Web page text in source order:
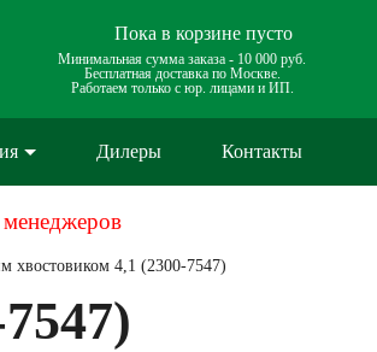
Пока в корзине пусто
Минимальная сумма заказа - 10 000 руб.
Бесплатная доставка по Москве.
Работаем только с юр. лицами и ИП.
Дилеры Контакты
менеджеров
хвостовиком 4,1 (2300-7547)